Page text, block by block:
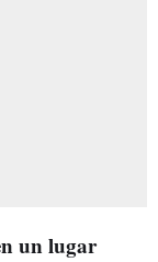
un lugar